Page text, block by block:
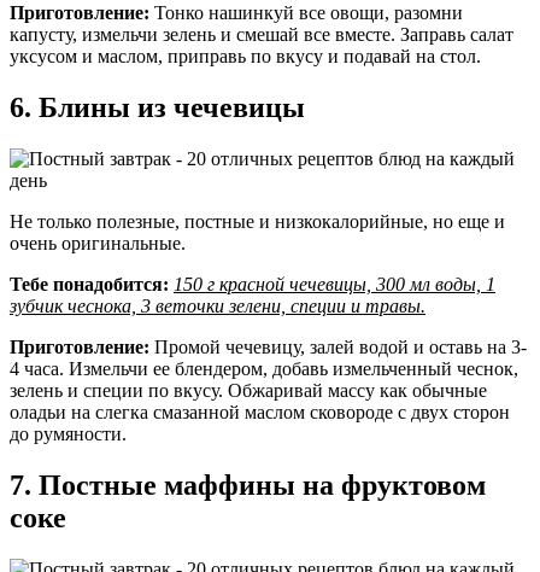
Приготовление: Тонко нашинкуй все овощи, разомни
капусту, измельчи зелень и смешай все вместе. Заправь салат
уксусом и маслом, приправь по вкусу и подавай на стол.
6. Блины из чечевицы
Не только полезные, постные и низкокалорийные, но еще и
очень оригинальные.
Тебе понадобится: 150 г красной чечевицы, 300 мл воды, 1
зубчик чеснока, 3 веточки зелени, специи и травы.
Приготовление: Промой чечевицу, залей водой и оставь на 3-
4 часа. Измельчи ее блендером, добавь измельченный чеснок,
зелень и специи по вкусу. Обжаривай массу как обычные
оладьи на слегка смазанной маслом сковороде с двух сторон
до румяности.
7. Постные маффины на фруктовом
соке